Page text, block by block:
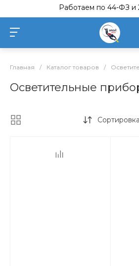
Работаем по 44-ФЗ и
Главная / Каталог товаров /
Осветительные
Сортировка